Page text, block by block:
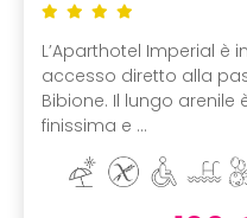
L’Aparthotel Imperial è
accesso diretto alla
Bibione. Il lungo
finissima e ...